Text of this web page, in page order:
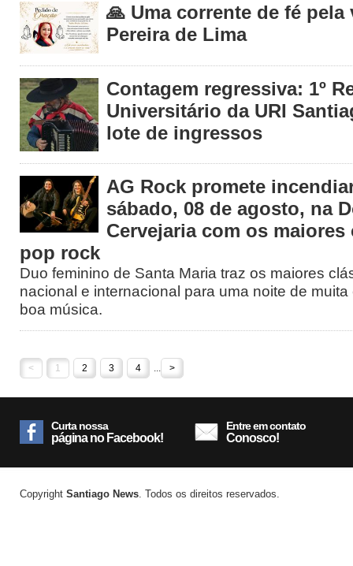
🙏 Uma corrente de fé pela
Pereira de Lima
Contagem regressiva: 1º
Universitário da URI
lote de ingressos
AG Rock promete
sábado, 08 de agosto, na
Cervejaria com os
pop rock
Duo feminino de Santa Maria traz os maiores
nacional e internacional para uma noite de
boa música.
< 1 2 3 4 ... >
Curta nossa
página no Facebook!
Entre em contato
Conosco!
Copyright Santiago News. Todos os direitos reservados.